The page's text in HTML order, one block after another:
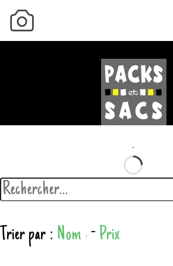
Trier par : Nom - Prix